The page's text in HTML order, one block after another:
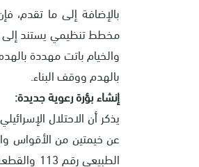
بالإضافة إلى ما تقدم،
بالهدم ووقف البناء.
إنشاء بؤرة رعوية جديدة:
يذكر أن الاحتلال